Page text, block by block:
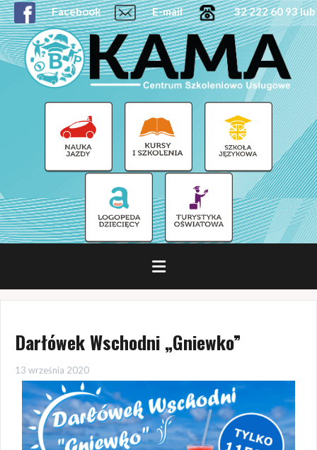
Facebook E-mail 32 222 60 93
Darłówek Wschodni „Gniewko”
13 września 2020